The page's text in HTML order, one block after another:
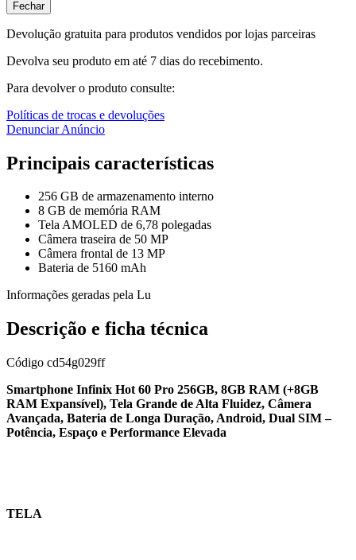
Fechar
Devolução gratuita para produtos vendidos por lojas parceiras
Devolva seu produto em até 7 dias do recebimento.
Para devolver o produto consulte:
Políticas de trocas e devoluções
Denunciar Anúncio
Principais características
256 GB de armazenamento interno
8 GB de memória RAM
Tela AMOLED de 6,78 polegadas
Câmera traseira de 50 MP
Câmera frontal de 13 MP
Bateria de 5160 mAh
Informações geradas pela Lu
Descrição e ficha técnica
Código cd54g029ff
Smartphone Infinix Hot 60 Pro 256GB, 8GB RAM (+8GB
RAM Expansível), Tela Grande de Alta Fluidez, Câmera
Avançada, Bateria de Longa Duração, Android, Dual SIM –
Potência, Espaço e Performance Elevada
TELA